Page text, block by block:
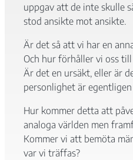
uppgav att de inte skulle
stod ansikte mot ansikte.
Är det så att vi har en
Och hur förhåller vi oss
Är det en ursäkt, eller är
personlighet är
Hur kommer detta att
analoga världen men
Kommer vi att bemöta
var vi träffas?
Nödvändiga
Dessa kakor
går inte att
välja bort. De
behövs för att
hemsidan